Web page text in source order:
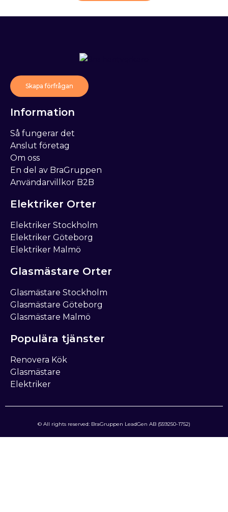
Populära tjänster
Renovera Kök
Glasmästare
Elektriker
Glasmästare Orter
Glasmästare Stockholm
Glasmästare Göteborg
Glasmästare Malmö
Elektriker Orter
Elektriker Stockholm
Elektriker Göteborg
Elektriker Malmö
Information
Så fungerar det
Anslut företag
Om oss
En del av BraGruppen
Användarvillkor B2B
Skapa förfrågan
© All rights reserved: BraGruppen LeadGen AB (559250-1752)